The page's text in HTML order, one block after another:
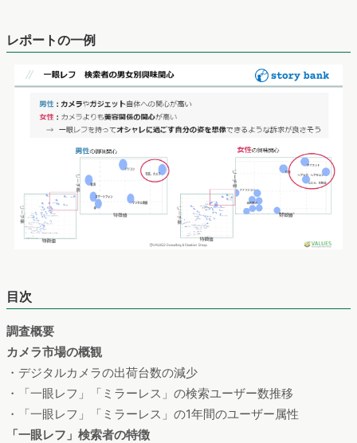
レポートの一例
目次
調査概要
カメラ市場の概観
・デジタルカメラの出荷台数の減少
・「一眼レフ」「ミラーレス」の検索ユーザー数推移
・「一眼レフ」「ミラーレス」の1年間のユーザー属性
「一眼レフ」検索者の特徴